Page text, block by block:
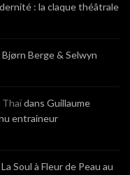
: la claque théâtrale
Berge & Selwyn
Thaïdans Guillaume
entraineur
Soul à Fleur de Peau au